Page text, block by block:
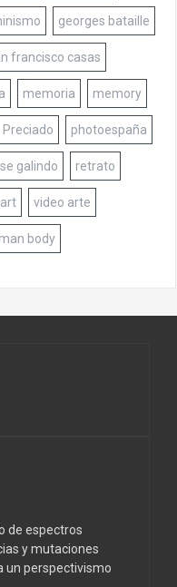
georges bataille
francisco casas
memoria memory
Preciado photoespaña
galindo retrato
video arte
body
de espectros
y mutaciones
un perspectivismo